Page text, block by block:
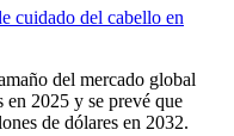
cuidado del cabello en
del mercado global
en 2025 y se prevé que
de dólares en 2032.